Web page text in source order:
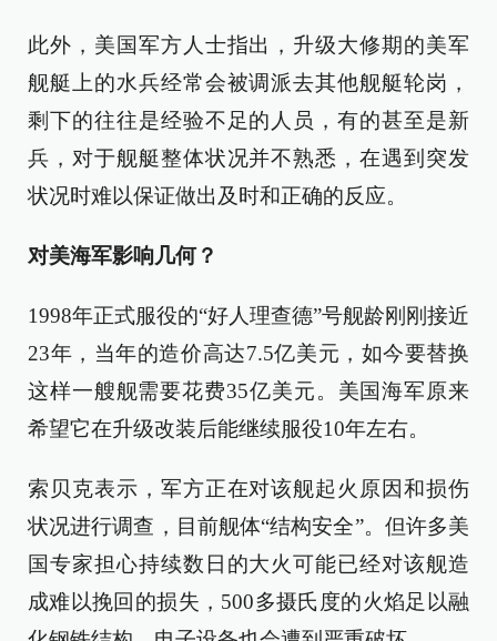
此外，美国军方人士指出，升级大修期的美军
舰艇上的水兵经常会被调派去其他舰艇轮岗，
剩下的往往是经验不足的人员，有的甚至是新
兵，对于舰艇整体状况并不熟悉，在遇到突发
状况时难以保证做出及时和正确的反应。
对美海军影响几何？
1998年正式服役的“好人理查德”号舰龄刚刚接近
23年，当年的造价高达7.5亿美元，如今要替换
这样一艘舰需要花费35亿美元。美国海军原来
希望它在升级改装后能继续服役10年左右。
索贝克表示，军方正在对该舰起火原因和损伤
状况进行调查，目前舰体“结构安全”。但许多美
国专家担心持续数日的大火可能已经对该舰造
成难以挽回的损失，500多摄氏度的火焰足以融